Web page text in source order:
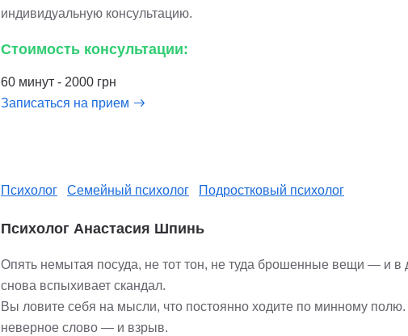
индивидуальную консультацию.
Стоимость консультации:
60 минут - 2000 грн
Записаться на прием
Психолог Семейный психолог Подростковый психолог
Психолог Анастасия Шпинь
Опять немытая посуда, не тот тон, не туда брошенные вещи — и в
снова вспыхивает скандал.
Вы ловите себя на мысли, что постоянно ходите по минному
неверное слово — и взрыв.